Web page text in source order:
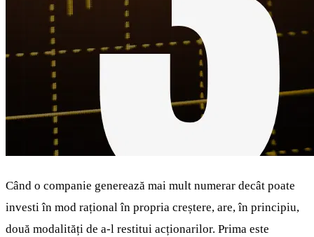
Când o companie generează mai mult numerar decât poate
investi în mod rațional în propria creștere, are, în principiu,
două modalități de a-l restitui acționarilor. Prima este